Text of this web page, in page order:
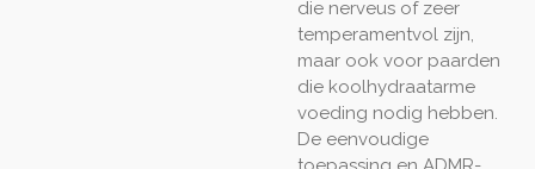
die nerveus of zeer
temperamentvol zijn,
maar ook voor paarden
die koolhydraatarme
voeding nodig hebben.
De eenvoudige